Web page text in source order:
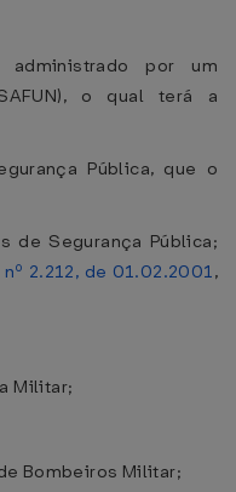
administrado por um
o qual terá a
Pública, que o
de Segurança Pública;
nº 2.212, de 01.02.2001,
Militar;
Bombeiros Militar;